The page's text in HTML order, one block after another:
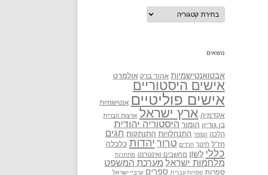
נושאים
נושאים
אבטואנטישמיות אהוד ברק אולמרט
אישים היסטוריים
אישים פוליטיים אנטישמיות
אקדמיה ארץ ישראל ארצות הברית
בן גוריון הומור היסטוריה יהודית
הלכה הספר התנחלויות התנתקות חגים
חז"ל חינוך חרדים טרור יהדות כלכלה
כללי לשון מחשבים ואינטרנט מחתרות
מלחמות ישראל מערכת המשפט
ספרות ספרות עברית ספרים ערביי ישראל